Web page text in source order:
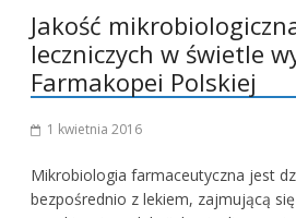
Jakość
leczniczych w świetle
Farmakopei Polskiej
1 kwietnia 2016
Mikrobiologia farmaceutyczna jest
bezpośrednio z lekiem, zajmującą